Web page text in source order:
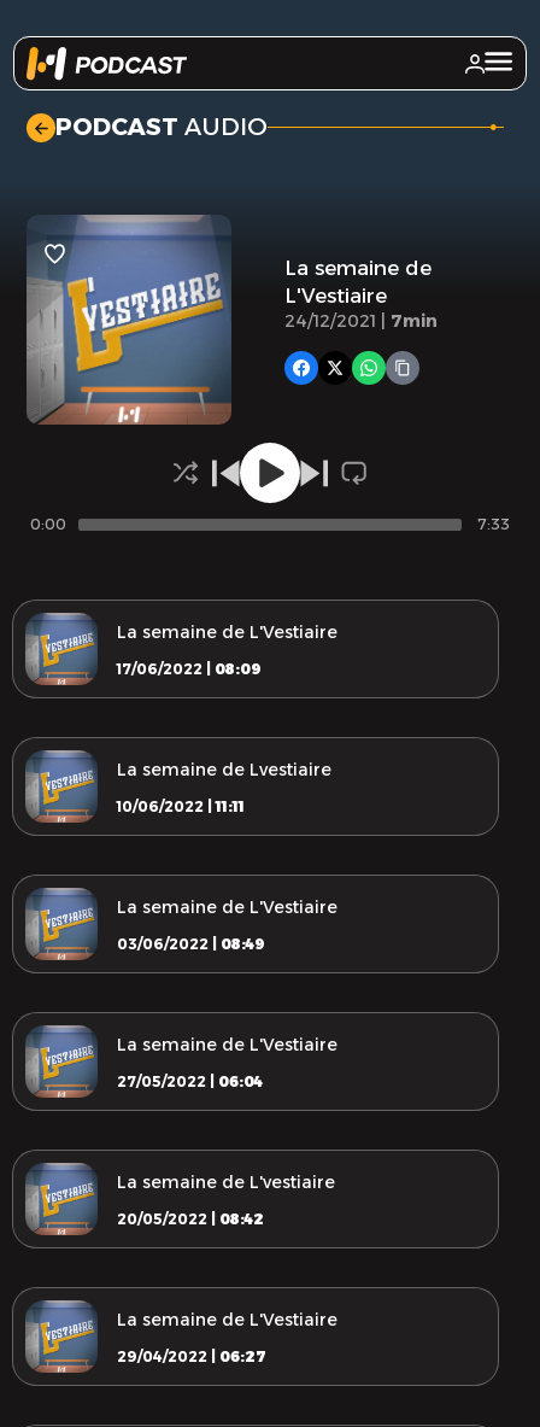
PODCAST AUDIO .
La semaine de
L'Vestiaire
24/12/2021 | 7min
0:00 7:33
La semaine de L'Vestiaire
17/06/2022 | 08:09
La semaine de Lvestiaire
10/06/2022 |11:11
La semaine de L'Vestiaire
03/06/2022 | 08:49
La semaine de L'Vestiaire
27/05/2022 | 06:04
La semaine de L'vestiaire
20/05/2022 | 08:42
La semaine de L'Vestiaire
29/04/2022 | 06:27